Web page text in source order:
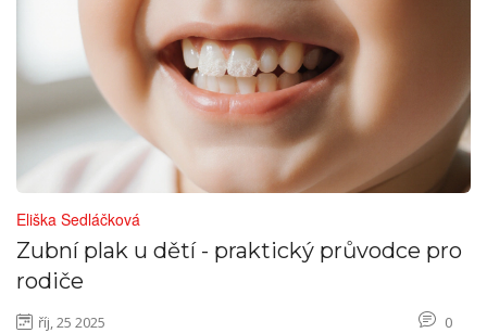
Eliška Sedláčková
Zubní plak u dětí - praktický průvodce pro
rodiče
říj, 25 2025 0